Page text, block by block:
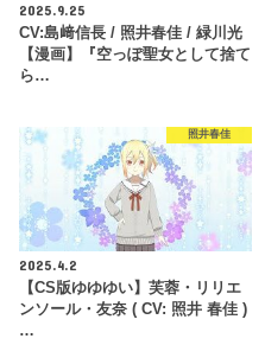
2025.9.25
CV:島﨑信長 / 照井春佳 / 緑川光
【漫画】『空っぽ聖女として捨て
ら…
照井春佳
2025.4.2
【CS版ゆゆゆい】芙蓉・リリエ
ンソール・友奈 ( CV: 照井 春佳 )
…